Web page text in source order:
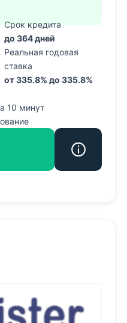
Срок кредита
до 364 дней
Реальная годовая
ставка
от 335.8% до 335.8%
10 минут